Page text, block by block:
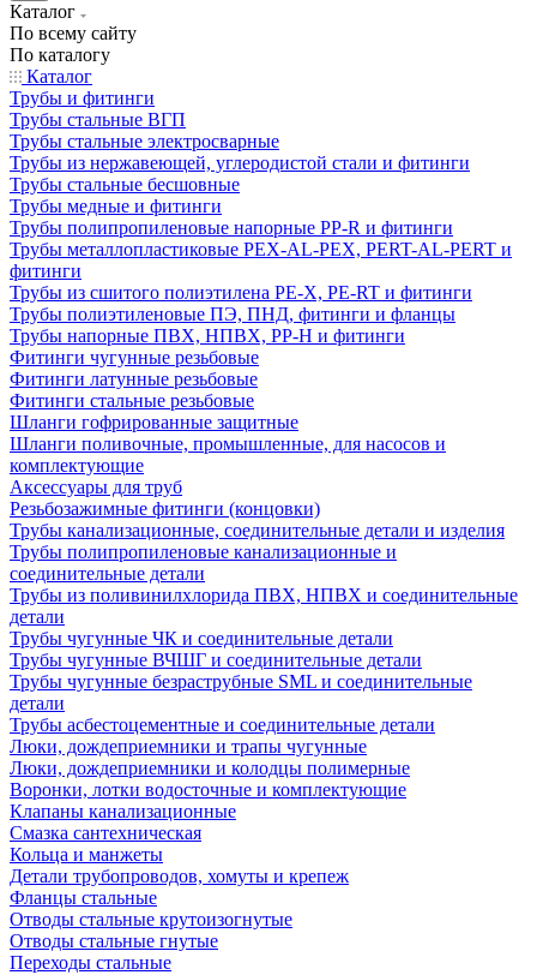
Каталог
По всему сайту
По каталогу
Каталог
Трубы и фитинги
Трубы стальные ВГП
Трубы стальные электросварные
Трубы из нержавеющей, углеродистой стали и фитинги
Трубы стальные бесшовные
Трубы медные и фитинги
Трубы полипропиленовые напорные PP-R и фитинги
Трубы металлопластиковые PEX-AL-PEX, PERT-AL-PERT и
фитинги
Трубы из сшитого полиэтилена PE-X, PE-RT и фитинги
Трубы полиэтиленовые ПЭ, ПНД, фитинги и фланцы
Трубы напорные ПВХ, НПВХ, PP-H и фитинги
Фитинги чугунные резьбовые
Фитинги латунные резьбовые
Фитинги стальные резьбовые
Шланги гофрированные защитные
Шланги поливочные, промышленные, для насосов и
комплектующие
Аксессуары для труб
Резьбозажимные фитинги (концовки)
Трубы канализационные, соединительные детали и изделия
Трубы полипропиленовые канализационные и
соединительные детали
Трубы из поливинилхлорида ПВХ, НПВХ и соединительные
детали
Трубы чугунные ЧК и соединительные детали
Трубы чугунные ВЧШГ и соединительные детали
Трубы чугунные безраструбные SML и соединительные
детали
Трубы асбестоцементные и соединительные детали
Люки, дождеприемники и трапы чугунные
Люки, дождеприемники и колодцы полимерные
Воронки, лотки водосточные и комплектующие
Клапаны канализационные
Смазка сантехническая
Кольца и манжеты
Детали трубопроводов, хомуты и крепеж
Фланцы стальные
Отводы стальные крутоизогнутые
Отводы стальные гнутые
Переходы стальные